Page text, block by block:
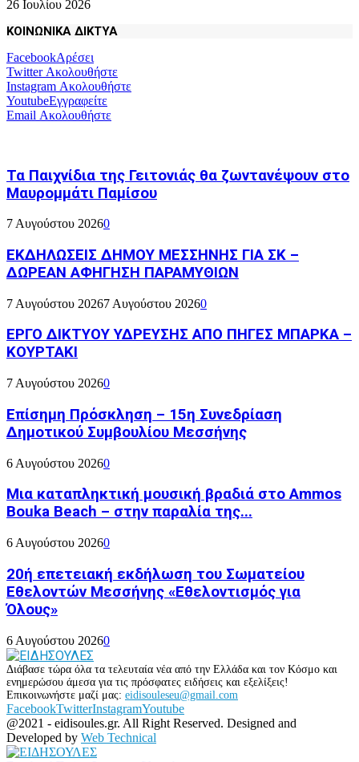
26 Ιουλίου 2026
ΚΟΙΝΩΝΙΚΑ ΔΙΚΤΥΑ
FacebookΑρέσει
TwitterΑκολουθήστε
Instagram Ακολουθήστε
YoutubeΕγγραφείτε
Email Ακολουθήστε
Τα Παιχνίδια της Γειτονιάς θα ζωντανέψουν στο
Μαυρομμάτι Παμίσου
7 Αυγούστου 20260
ΕΚΔΗΛΩΣΕΙΣ ΔΗΜΟΥ ΜΕΣΣΗΝΗΣ ΓΙΑ ΣΚ –
ΔΩΡΕΑΝ ΑΦΗΓΗΣΗ ΠΑΡΑΜΥΘΙΩΝ
7 Αυγούστου 20267 Αυγούστου 20260
ΕΡΓΟ ΔΙΚΤΥΟΥ ΥΔΡΕΥΣΗΣ ΑΠΟ ΠΗΓΕΣ ΜΠΑΡΚΑ –
ΚΟΥΡΤΑΚΙ
7 Αυγούστου 20260
Επίσημη Πρόσκληση – 15η Συνεδρίαση
Δημοτικού Συμβουλίου Μεσσήνης
6 Αυγούστου 20260
Μια καταπληκτική μουσική βραδιά στο Ammos
Bouka Beach – στην παραλία της...
6 Αυγούστου 20260
20ή επετειακή εκδήλωση του Σωματείου
Εθελοντών Μεσσήνης «Εθελοντισμός για
Όλους»
6 Αυγούστου 20260
Διάβασε τώρα όλα τα τελευταία νέα από την Ελλάδα και τον Κόσμο και
ενημερώσου άμεσα για τις πρόσφατες ειδήσεις και εξελίξεις!
Επικοινωνήστε μαζί μας: eidisouleseu@gmail.com
FacebookTwitterInstagramYoutube
@2021 - eidisoules.gr. All Right Reserved. Designed and
Developed by Web Technical